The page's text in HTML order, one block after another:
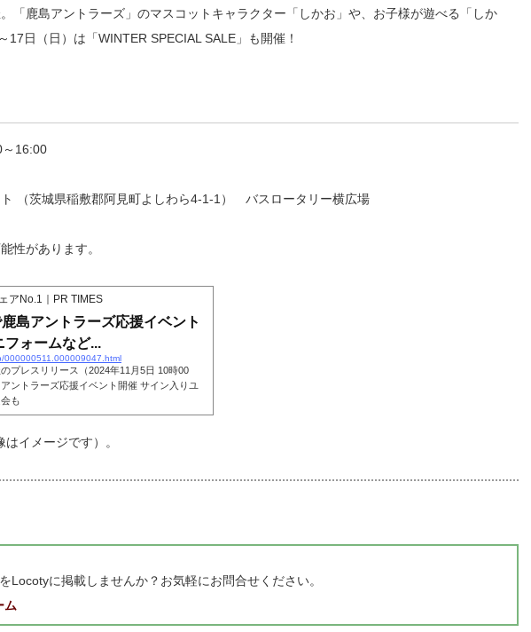
「鹿島アントラーズ」のマスコットキャラクター「しかお」や、お子様が遊べる「しか
日（日）は「WINTER SPECIAL SALE」も開催！
～16:00
ト （茨城県稲敷郡阿見町よしわら4-1-1） バスロータリー横広場
性があります。
アNo.1｜PR TIMES
島アントラーズ応援イベント
フォームなど...
000000511.000009047.html
プレスリリース（2024年11月5日 10時00
ントラーズ応援イベント開催 サイン入りユ
も
イメージです）。
Locotyに掲載しませんか？お気軽にお問合せください。
ム